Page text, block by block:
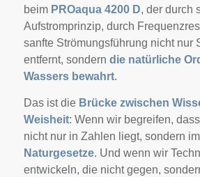
beim PROaqua 4200 D, der durch
Aufstromprinzip, durch
sanfte Strömungsführung nicht nur
entfernt, sondern die natürliche
Wassers bewahrt.
Das ist die Brücke zwischen
Weisheit: Wenn wir begreifen,
nicht nur in Zahlen liegt, sondern im
Naturgesetze. Und wenn wir
entwickeln, die nicht gegen,